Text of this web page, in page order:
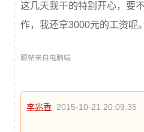
这几天我干的特别开心，要
作，我还拿3000元的工资呢。
跟帖来自电脑端
李兆香 2015-10-21 20:09:35